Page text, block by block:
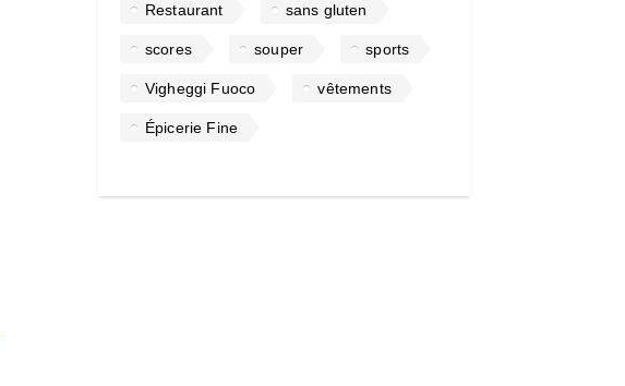
Restaurant sans gluten
scores souper sports
Vigheggi Fuoco vêtements
Épicerie Fine